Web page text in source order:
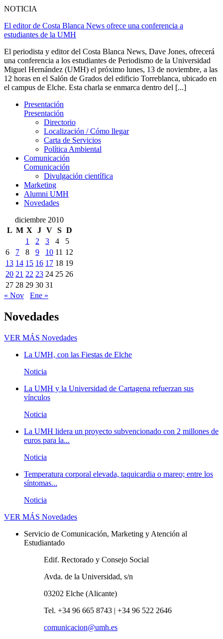
NOTICIA
El editor de Costa Blanca News ofrece una conferencia a
estudiantes de la UMH
El periodista y editor del Costa Blanca News, Dave Jones, ofrecerá
una conferencia a los estudiantes de Periodismo de la Universidad
Miguel Hernández (UMH) el próximo lunes, 13 de noviembre, a las
12 horas en el Salón de Grados del edificio Torreblanca, ubicado en
el campus de Elche. Esta charla se enmarca dentro del [...]
Presentación
Presentación
Directorio
Localización / Cómo llegar
Carta de Servicios
Política Ambiental
Comunicación
Comunicación
Divulgación científica
Marketing
Alumni UMH
Novedades
diciembre 2010
L M X J V S D
1
2 3 4
5
6
7 8 9 10 11 12
13 14 15 16 17 18 19
20 21 22 23 24 25 26
27 28 29 30 31
« Nov
Ene »
Novedades
VER MÁS Novedades
La UMH, con las Fiestas de Elche
Noticia
La UMH y la Universidad de Cartagena refuerzan sus
vínculos
Noticia
La UMH lidera un proyecto subvencionado con 2 millones de
euros para la...
Noticia
Temperatura corporal elevada, taquicardia o mareo; entre los
síntomas...
Noticia
VER MÁS Novedades
Servicio de Comunicación, Marketing y Atención al
Estudiantado
Edif. Rectorado y Consejo Social
Avda. de la Universidad, s/n
03202 Elche (Alicante)
Tel. +34 96 665 8743 | +34 96 522 2646
comunicacion@umh.es